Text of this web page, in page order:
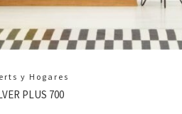
y Hogares
PLUS 700